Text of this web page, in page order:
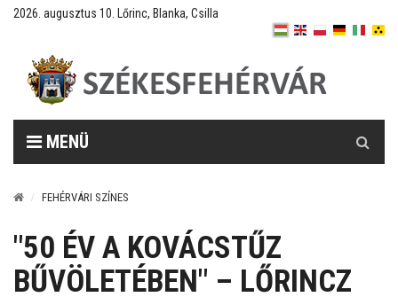
2026. augusztus 10. Lőrinc, Blanka, Csilla
MENÜ
FEHÉRVÁRI SZÍNES
"50 ÉV A KOVÁCSTŰZ
BŰVÖLETÉBEN" – LŐRINCZ